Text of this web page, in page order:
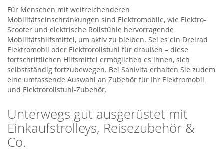
Für Menschen mit weitreichenderen
Mobilitätseinschränkungen sind Elektromobile, wie Elektro-
Scooter und elektrische Rollstühle hervorragende
Mobilitätshilfsmittel, um aktiv zu bleiben. Sei es ein Dreirad
Elektromobil oder Elektrorollstuhl für draußen – diese
fortschrittlichen Hilfsmittel ermöglichen es ihnen, sich
selbstständig fortzubewegen. Bei Sanivita erhalten Sie zudem
eine umfassende Auswahl an Zubehör für Ihr Elektromobil
und Elektrorollstuhl-Zubehör.
Unterwegs gut ausgerüstet mit
Einkaufstrolleys, Reisezubehör &
Co.